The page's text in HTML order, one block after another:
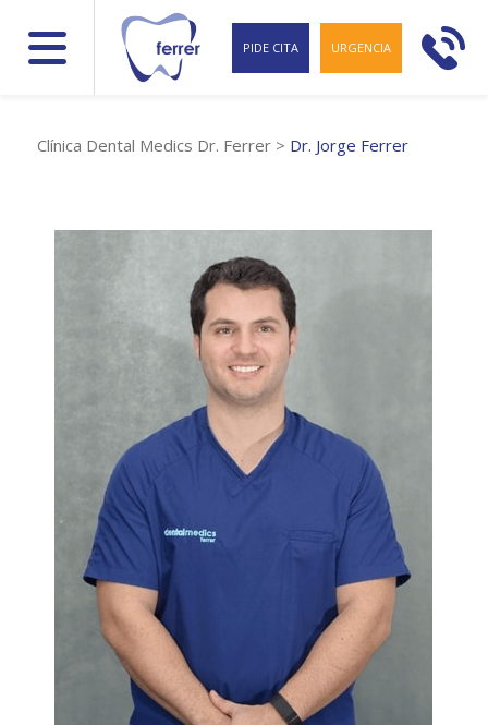
PIDE CITA URGENCIA
Clínica Dental Medics Dr. Ferrer> Dr. Jorge Ferrer